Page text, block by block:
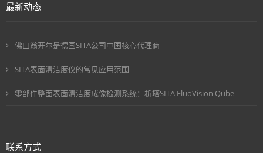
最新动态
佛山翁开尔是德国SITA公司中国核心代理商
SITA表面清洁度仪的常见应用范围
零部件整面表面清洁度成像检测系统：析塔SITA FluoVision Qube
联系方式